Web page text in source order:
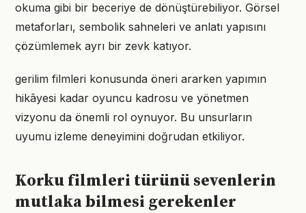
okuma gibi bir beceriye de dönüştürebiliyor. Görsel
metaforları, sembolik sahneleri ve anlatı yapısını
çözümlemek ayrı bir zevk katıyor.
gerilim filmleri konusunda öneri ararken yapımın
hikâyesi kadar oyuncu kadrosu ve yönetmen
vizyonu da önemli rol oynuyor. Bu unsurların
uyumu izleme deneyimini doğrudan etkiliyor.
Korku filmleri türünü sevenlerin
mutlaka bilmesi gerekenler